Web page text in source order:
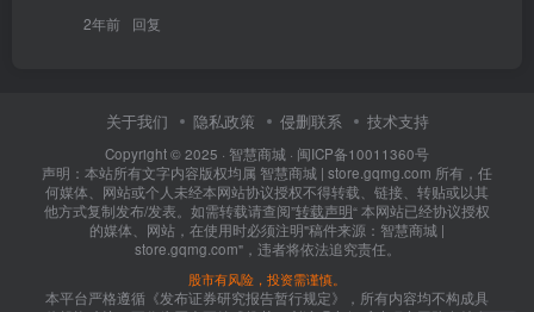
2年前 回复
关于我们 隐私政策 侵删联系 技术支持
Copyright © 2025 · 智慧商城 · 闽ICP备10011360号
声明：本站所有文字内容版权均属 智慧商城 | store.gqmg.com 所有，任
何媒体、网站或个人未经本网站协议授权不得转载、链接、转贴或以其
他方式复制发布/发表。如需转载请查阅”转载声明“ 本网站已经协议授权
的媒体、网站，在使用时必须注明"稿件来源：智慧商城 |
store.gqmg.com"，违者将依法追究责任。
股市有风险，投资需谨慎。
本平台严格遵循《发布证券研究报告暂行规定》，所有内容均不构成具